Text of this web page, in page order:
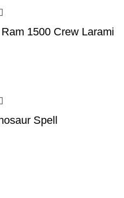
1500 Crew Larami
Spell